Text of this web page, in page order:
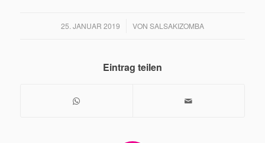
25. JANUAR 2019
/ VON SALSAKIZOMBA
Eintrag teilen